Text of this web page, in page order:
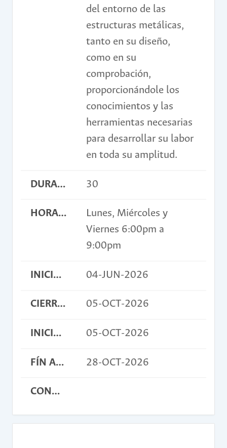
del entorno de las
estructuras metálicas,
tanto en su diseño,
como en su
comprobación,
proporcionándole los
conocimientos y las
herramientas necesarias
para desarrollar su labor
en toda su amplitud.
DURACIÓN EN HORAS 30
HORARIO
Lunes, Miércoles y
Viernes 6:00pm a
9:00pm
INICIO INSCRIPCIONES 04-JUN-2026
CIERRE INSCRIPCIONES 05-OCT-2026
INICIO ACTIVIDAD 05-OCT-2026
FÍN ACTIVIDAD 28-OCT-2026
CONDICIONES